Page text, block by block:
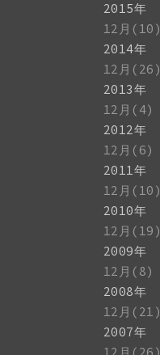
2015年
12月(10)
2014年
12月(26)
2013年
12月(4)
2012年
12月(6)
2011年
12月(10)
2010年
12月(19)
2009年
12月(8)
2008年
12月(21)
2007年